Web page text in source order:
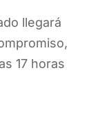
llegará
17 horas